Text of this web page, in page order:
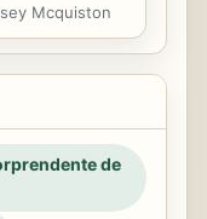
Mcquiston
de